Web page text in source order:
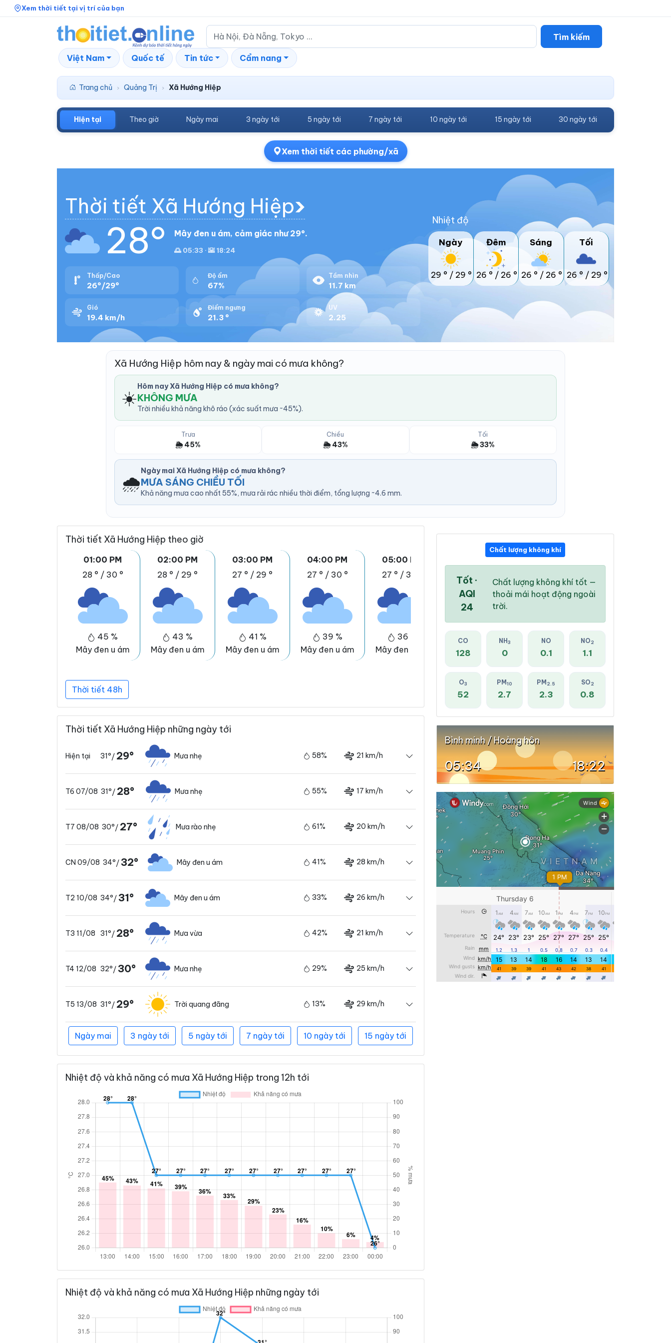
Xem thời tiết tại vị trí của bạn
Tìm kiếm
Việt Nam Quốc tế Tin tức Cẩm nang
Trang chủ › Quảng Trị › Xã Hướng Hiệp
Hiện tại Theo giờ Ngày mai 3 ngày tới 5 ngày tới 7 ngày tới 10 ngày tới 15 ngày tới 30 ngày tới
Xem thời tiết các phường/xã
Thời tiết Xã Hướng Hiệp
28° Mây đen u ám, cảm giác như 29°.
🌅 05:33 · 🌇 18:24
Thấp/Cao
26°/29°
Độ ẩm
67%
Tầm nhìn
11.7 km
Gió
19.4 km/h
Điểm ngưng
21.3 °
UV
2.25
Nhiệt độ
Ngày
29 ° / 29 °
Đêm
26 ° / 26 °
Sáng
26 ° / 26 °
Tối
26 ° / 29 °
Xã Hướng Hiệp hôm nay & ngày mai có mưa không?
☀️
Hôm nay Xã Hướng Hiệp có mưa không?
KHÔNG MƯA
Trời nhiều khả năng khô ráo (xác suất mưa ~45%).
Trưa
🌦️ 45%
Chiều
🌦️ 43%
Tối
🌦️ 33%
🌧️
Ngày mai Xã Hướng Hiệp có mưa không?
MƯA SÁNG CHIỀU TỐI
Khả năng mưa cao nhất 55%, mưa rải rác nhiều thời điểm, tổng lượng ~4.6 mm.
Thời tiết Xã Hướng Hiệp theo giờ
01:00 PM
28 ° / 30 °
45 %
Mây đen u ám
02:00 PM
28 ° / 29 °
43 %
Mây đen u ám
03:00 PM
27 ° / 29 °
41 %
Mây đen u ám
04:00 PM
27 ° / 30 °
39 %
Mây đen u ám
05:00 PM
27 ° / 30 °
36 %
Mây đen u ám
06:00 PM
27 °
Mây đen u ám
07:00 PM
29 %
Mây đen u ám
Thời tiết 48h
Thời tiết Xã Hướng Hiệp những ngày tới
Hiện tại 31°/ 29° Mưa nhẹ 58% 21 km/h
T6 07/08 31°/ 28° Mưa nhẹ 55% 17 km/h
T7 08/08 30°/ 27° Mưa rào nhẹ 61% 20 km/h
CN 09/08 34°/32° Mây đen u ám 41% 28 km/h
T2 10/08 34°/31° Mây đen u ám 33% 26 km/h
T3 11/08 31°/ 28° Mưa vừa 42% 21 km/h
T4 12/08 32°/30° Mưa nhẹ 29% 25 km/h
T5 13/08 31°/ 29° Trời quang đãng 13% 29 km/h
Ngày mai 3 ngày tới 5 ngày tới 7 ngày tới 10 ngày tới 15 ngày tới
Nhiệt độ và khả năng có mưa Xã Hướng Hiệp trong 12h tới
Nhiệt độ và khả năng có mưa Xã Hướng Hiệp những ngày tới
Chất lượng không khí
Tốt ·
AQI
24
Chất lượng không khí tốt —
thoải mái hoạt động ngoài
trời.
CO
128
NH 3
0
NO
0.1
NO2
1.1
O3
52
PM 10
2.7
PM 2.5
2.3
SO2
0.8
Bình minh / Hoàng hôn
05:34 18:22